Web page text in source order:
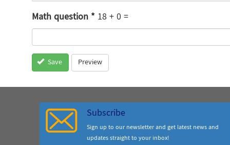
Math question* 18 + 0 =
Save Preview
Subscribe
Sign up to our newsletter and get latest news and
updates straight to your inbox!